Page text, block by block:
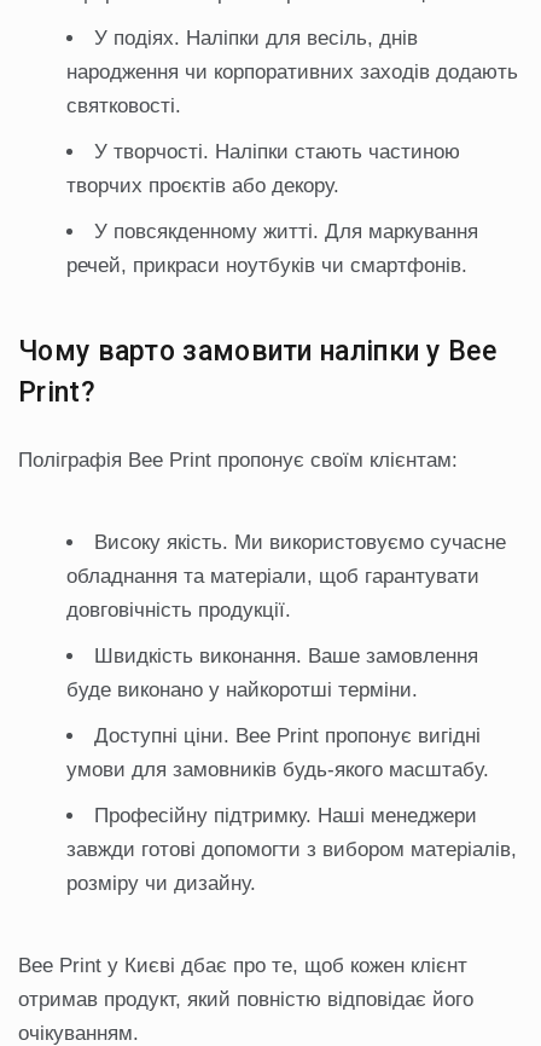
У подіях. Наліпки для весіль, днів
народження чи корпоративних заходів додають
святковості.
У творчості. Наліпки стають частиною
творчих проєктів або декору.
У повсякденному житті. Для маркування
речей, прикраси ноутбуків чи смартфонів.
Чому варто замовити наліпки у Bee
Print?
Поліграфія Bee Print пропонує своїм клієнтам:
Високу якість. Ми використовуємо сучасне
обладнання та матеріали, щоб гарантувати
довговічність продукції.
Швидкість виконання. Ваше замовлення
буде виконано у найкоротші терміни.
Доступні ціни. Bee Print пропонує вигідні
умови для замовників будь-якого масштабу.
Професійну підтримку. Наші менеджери
завжди готові допомогти з вибором матеріалів,
розміру чи дизайну.
Bee Print у Києві дбає про те, щоб кожен клієнт
отримав продукт, який повністю відповідає його
очікуванням.